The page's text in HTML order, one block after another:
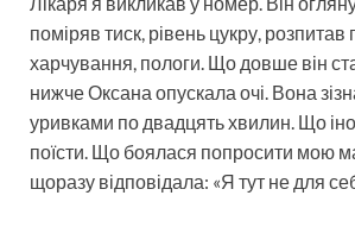
поміряв тиск, рівень цукру, розпитав
харчування, пологи. Що довше він
нижче Оксана опускала очі. Вона
уривками по двадцять хвилин. Що
поїсти. Що боялася попросити мою
щоразу відповідала: «Я тут не для